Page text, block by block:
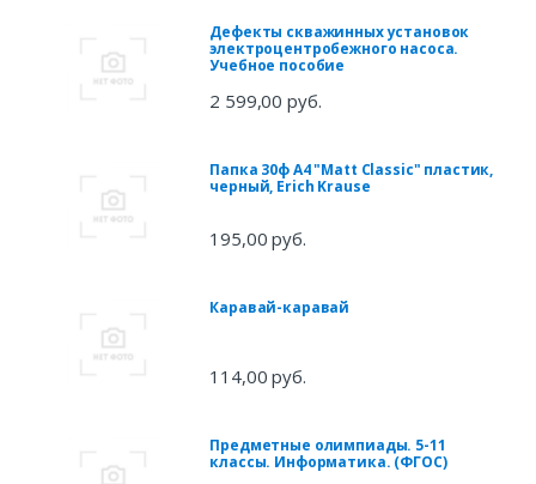
Дефекты скважинных установок
электроцентробежного насоса.
Учебное пособие
2 599,00 руб.
Папка 30ф А4 "Matt Classic" пластик,
черный, Erich Krause
195,00 руб.
Каравай-каравай
114,00 руб.
Предметные олимпиады. 5-11
классы. Информатика. (ФГОС)